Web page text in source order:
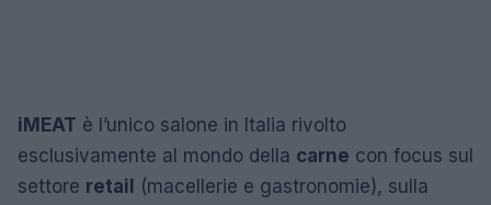
iMEAT è l’unico salone in Italia rivolto
esclusivamente al mondo della carne con focus sul
settore retail
(macellerie e gastronomie), sulla